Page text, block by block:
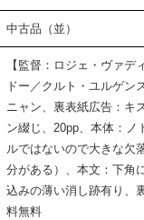
中古品（並）
【監督：ロジェ・ヴァ
ドー／クルト・ユルゲン
ニャン、裏表紙広告：キ
ン綴じ、20pp、本体：ノ
ルではないので大きな欠
分がある）、本文：下角
込みの薄い消し跡有り
料無料